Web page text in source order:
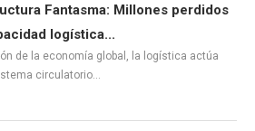
Fantasma: Millones perdidos
logística...
de la economía global, la logística actúa
circulatorio…